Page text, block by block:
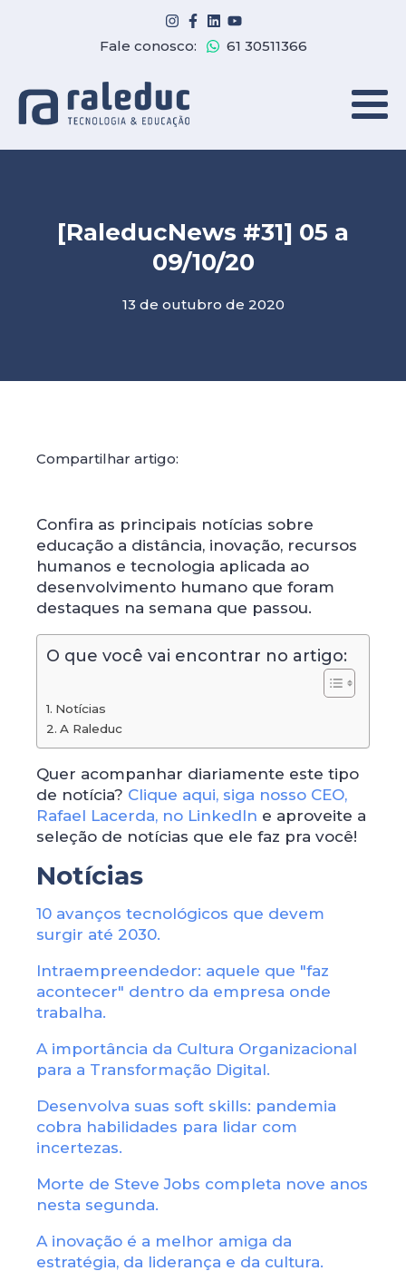
Fale conosco: 61 30511366
[RaleducNews #31] 05 a
09/10/20
13 de outubro de 2020
Compartilhar artigo:
Confira as principais notícias sobre
educação a distância, inovação, recursos
humanos e tecnologia aplicada ao
desenvolvimento humano que foram
destaques na semana que passou.
O que você vai encontrar no artigo:
Notícias
A Raleduc
Quer acompanhar diariamente este tipo
de notícia? Clique aqui, siga nosso CEO,
Rafael Lacerda, no LinkedIn e aproveite a
seleção de notícias que ele faz pra você!
Notícias
10 avanços tecnológicos que devem
surgir até 2030.
Intraempreendedor: aquele que "faz
acontecer" dentro da empresa onde
trabalha.
A importância da Cultura Organizacional
para a Transformação Digital.
Desenvolva suas soft skills: pandemia
cobra habilidades para lidar com
incertezas.
Morte de Steve Jobs completa nove anos
nesta segunda.
A inovação é a melhor amiga da
estratégia, da liderança e da cultura.